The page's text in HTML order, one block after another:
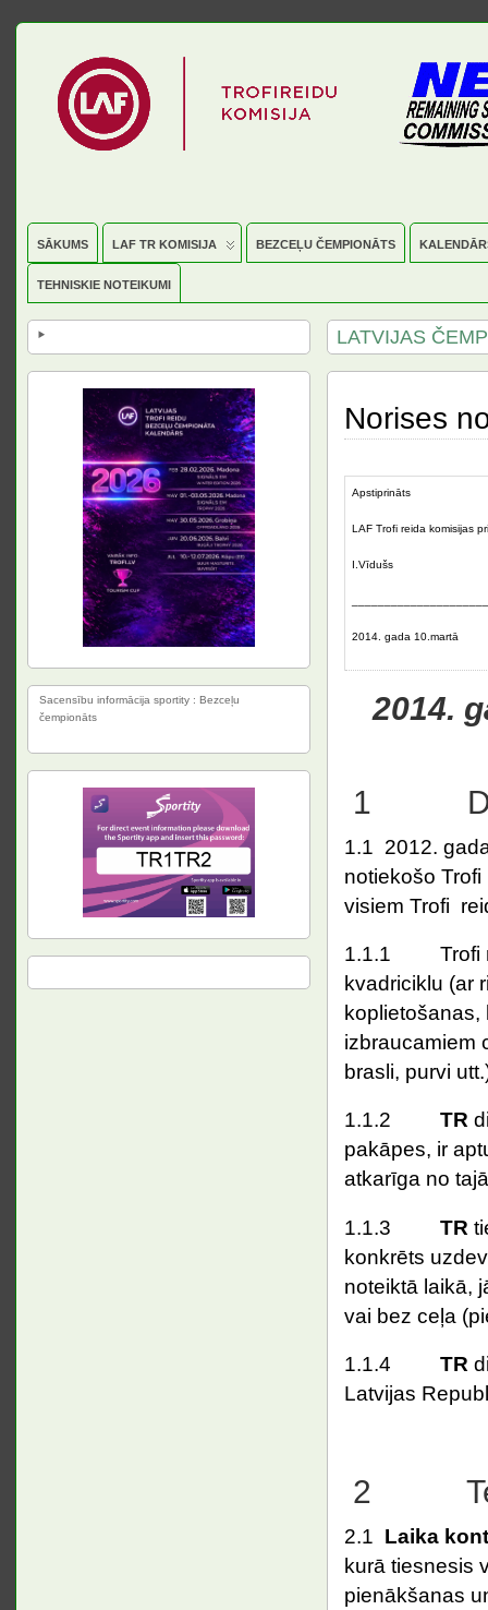
SĀKUMS LAF TR KOMISIJA BEZCEĻU ČEMPIONĀTS
TEHNISKIE NOTEIKUMI
LATVIJAS
Norises
Apstiprināts
LAF Trofi reida komisijas
I.Vīdušs
2014. gada 10.martā
2014.
1
1.1 2012.
notiekošo
visiem Trofi
1.1.1 Trofi
kvadriciklu (ar
izbraucamiem
brasli, purvi
1.1.2 TR
pakāpes, ir
atkarīga no
1.1.3 TR
konkrēts
noteiktā laikā,
vai bez ceļa
1.1.4 TR
Latvijas
2
2.1 Laika
kurā tiesnesis
pienākšanas
Sacensību informācija sportity : Bezceļu
čempionāts